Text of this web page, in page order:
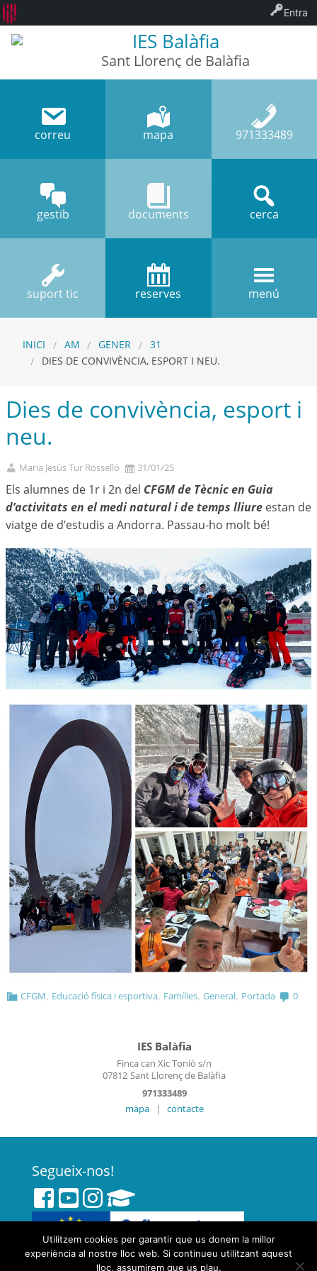
IES Balàfia
Sant Llorenç de Balàfia
correu mapa 971333489
gestib documents cerca
suport tic reserves menú
INICI AM GENER
31
DIES DE CONVIVÈNCIA, ESPORT I NEU.
Dies de convivència, esport i
neu.
Maria Jesús Tur Rosselló 31/01/25
Els alumnes de 1r i 2n del CFGM de Tècnic en Guia
d’activitats en el medi natural i de temps lliure estan de
viatge de d’estudis a Andorra. Passau-ho molt bé!
CFGM, Educació física i esportiva, Famílies,General, Portada 0
IES Balàfia
Finca can Xic Tonió s/n
07812 Sant Llorenç de Balàfia
971333489
mapa
| contacte
Segueix-nos!
Entra
Utilitzem cookies per garantir que us donem la millor
experiència al nostre lloc web. Si continueu utilitzant aquest
lloc, assumirem que us plau.